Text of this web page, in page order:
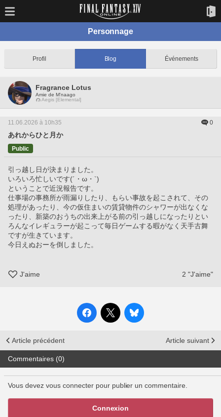
Personnage
Profil Blog Événements
Fragrance Lotus
Amie de M'naago
Aegis [Elemental]
11.06.2026 à 10h35 0
あれからひと月か
Public
引っ越し日が決まりました。
いろいろ忙しいです(´・ω・`)
ということで近況報告です。
仕事場の事務所が雨漏りしたり、もらい事故を起こされて、その
処理があったり、今の仮住まいの賃貸物件のシャワーが出なくな
ったり、新築のおうちの出来上がる前の引っ越しになったりとい
ろんなイレギュラーが起こって毎日ゲームする暇がなく天手古舞
ですが生きています。
今日えぬおーを倒しました。
J'aime 2 "J'aime"
Article précédent Article suivant
Commentaires (0)
Vous devez vous connecter pour publier un commentaire.
Connexion